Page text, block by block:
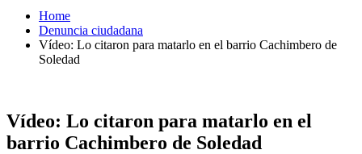
Home
Denuncia ciudadana
Vídeo: Lo citaron para matarlo en el barrio Cachimbero de
Soledad
Vídeo: Lo citaron para matarlo en el
barrio Cachimbero de Soledad